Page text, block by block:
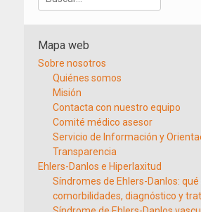
Mapa web
Sobre nosotros
Quiénes somos
Misión
Contacta con nuestro equipo
Comité médico asesor
Servicio de Información y
Transparencia
Ehlers-Danlos e Hiperlaxitud
Síndromes de Ehlers-Danlos:
comorbilidades, diagnóstico y